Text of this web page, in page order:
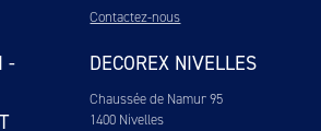
Contactez-nous
-
DECOREX NIVELLES
Chaussée de Namur 95
1400 Nivelles